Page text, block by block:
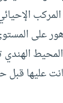
على
عليها قبل